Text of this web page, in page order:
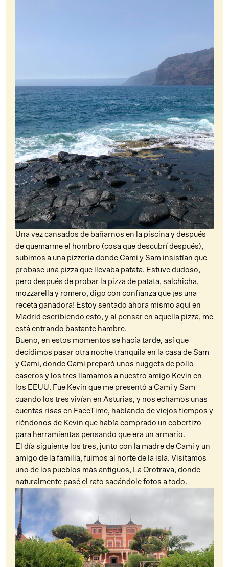
Una vez cansados de bañarnos en la piscina y después
de quemarme el hombro (cosa que descubrí después),
subimos a una pizzería donde Cami y Sam insistían que
probase una pizza que llevaba patata. Estuve dudoso,
pero después de probar la pizza de patata, salchicha,
mozzarella y romero, digo con confianza que ¡es una
receta ganadora! Estoy sentado ahora mismo aquí en
Madrid escribiendo esto, y al pensar en aquella pizza, me
está entrando bastante hambre.
Bueno, en estos momentos se hacía tarde, así que
decidimos pasar otra noche tranquila en la casa de Sam
y Cami, donde Cami preparó unos nuggets de pollo
caseros y los tres llamamos a nuestro amigo Kevin en
los EEUU. Fue Kevin que me presentó a Cami y Sam
cuando los tres vivían en Asturias, y nos echamos unas
cuentas risas en FaceTime, hablando de viejos tiempos y
riéndonos de Kevin que había comprado un cobertizo
para herramientas pensando que era un armario.
El día siguiente los tres, junto con la madre de Cami y un
amigo de la familia, fuimos al norte de la isla. Visitamos
uno de los pueblos más antiguos, La Orotrava, donde
naturalmente pasé el rato sacándole fotos a todo.